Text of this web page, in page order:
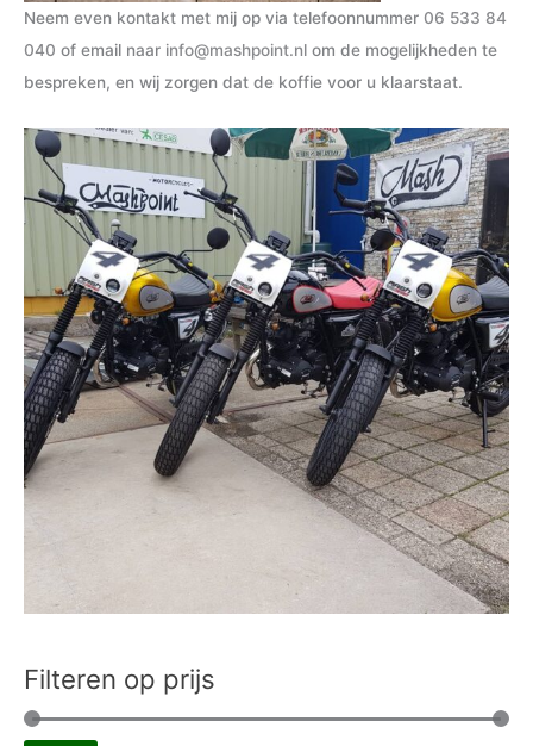
Neem even kontakt met mij op via telefoonnummer 06 533 84
040 of email naar info@mashpoint.nl om de mogelijkheden te
bespreken, en wij zorgen dat de koffie voor u klaarstaat.
Filteren op prijs